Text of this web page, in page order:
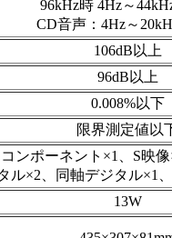
96kHz時 4Hz～
CD音声：4Hz～
106dB以上
96dB以上
0.008%以下
限界測定値以
ンポーネント×1、S映
ル×2、同軸デジタル×1
13W